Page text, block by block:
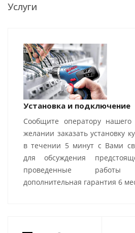
Услуги
Установка и подключение
Сообщите оператору
желании заказать установку
в течении 5 минут с Вами
для обсуждения
проведенные работы
дополнительная гарантия 6